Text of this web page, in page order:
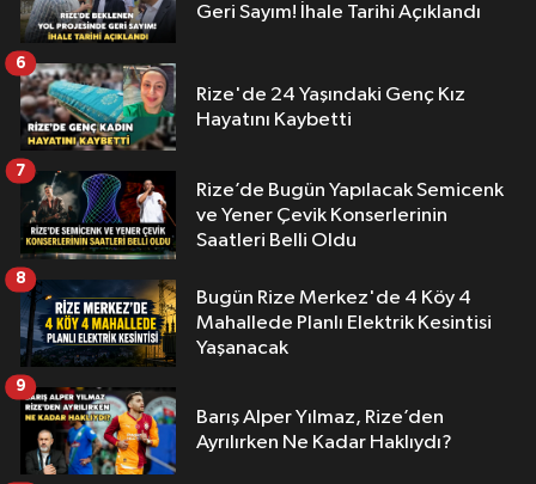
Geri Sayım! İhale Tarihi Açıklandı
Rize'de 24 Yaşındaki Genç Kız
Hayatını Kaybetti
6
Rize’de Bugün Yapılacak Semicenk
ve Yener Çevik Konserlerinin
Saatleri Belli Oldu
7
Bugün Rize Merkez'de 4 Köy 4
Mahallede Planlı Elektrik Kesintisi
Yaşanacak
8
Barış Alper Yılmaz, Rize’den
Ayrılırken Ne Kadar Haklıydı?
9